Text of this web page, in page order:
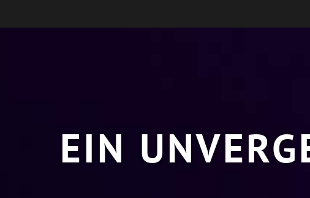
EIN